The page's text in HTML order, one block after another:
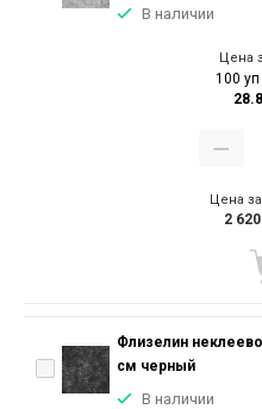
В наличии
Цена
100
Цена
2
Флизелин
см черный
В наличии